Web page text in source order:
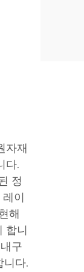
자재
다.
정
이
해
합니
구
니다.